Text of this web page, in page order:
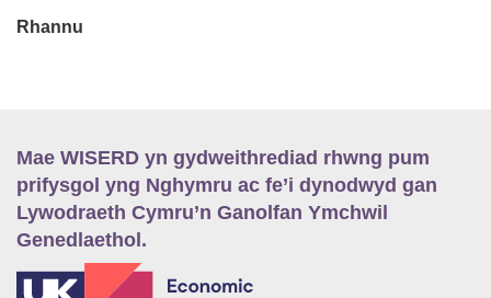
Rhannu
Mae WISERD yn gydweithrediad rhwng pum
prifysgol yng Nghymru ac fe’i dynodwyd gan
Lywodraeth Cymru’n Ganolfan Ymchwil
Genedlaethol.